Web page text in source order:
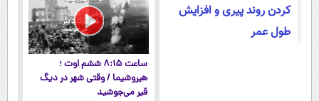
کردن روند پیری و افزایش
طول عمر
ساعت ۸:۱۵ ششم اوت ؛
هیروشیما / وقتی شهر در دیگ
قیر می‌جوشید